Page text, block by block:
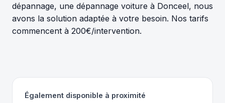
dépannage, une dépannage voiture à Donceel, nous
avons la solution adaptée à votre besoin. Nos tarifs
commencent à 200€/intervention.
Également disponible à proximité